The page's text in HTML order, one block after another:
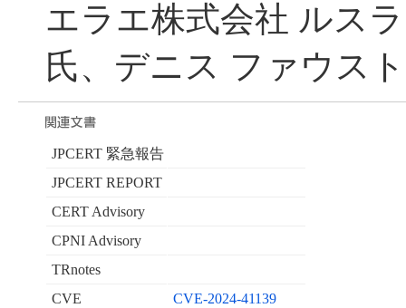
エラエ株式会社 ルス
氏、デニス ファウス
JPCERT 緊急報告
JPCERT REPORT
CERT Advisory
CPNI Advisory
TRnotes
CVE
CVE-2024-41139